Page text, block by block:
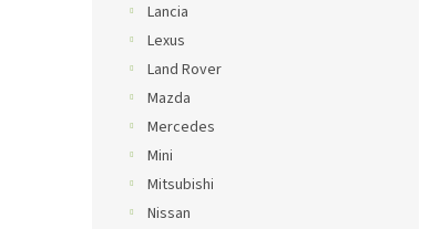
Lancia
Lexus
Land Rover
Mazda
Mercedes
Mini
Mitsubishi
Nissan